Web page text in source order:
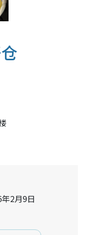
2月9日